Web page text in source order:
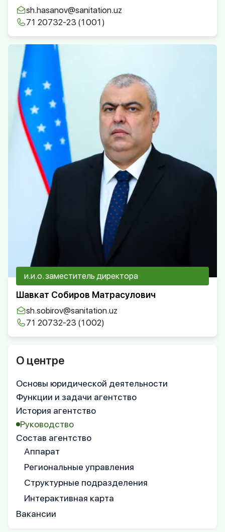
sh.hasanov@sanitation.uz
71 20732-23 (1001)
и.и.о. заместитель директора
Шавкат Собиров Матрасулович
sh.sobirov@sanitation.uz
71 20732-23 (1002)
О центре
Основы юридической деятельности
Функции и задачи агентство
История агентство
Руководство
Состав агентство
Аппарат
Региональные управления
Структурные подразделения
Интерактивная карта
Вакансии